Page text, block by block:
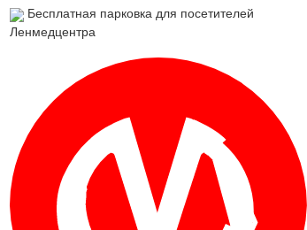
Бесплатная парковка для посетителей
Ленмедцентра